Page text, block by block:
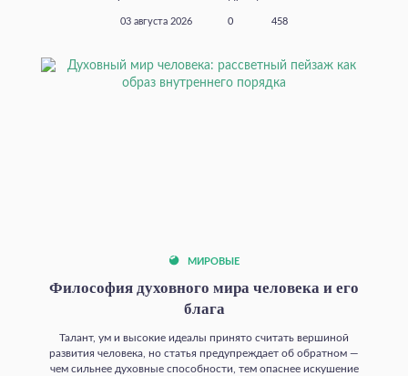
03 августа 2026 0 458
МИРОВЫЕ
Философия духовного мира человека и его
блага
Талант, ум и высокие идеалы принято считать вершиной
развития человека, но статья предупреждает об обратном —
чем сильнее духовные способности, тем опаснее искушение